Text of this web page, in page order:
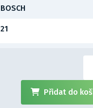
BOSCH
21
Přidat do